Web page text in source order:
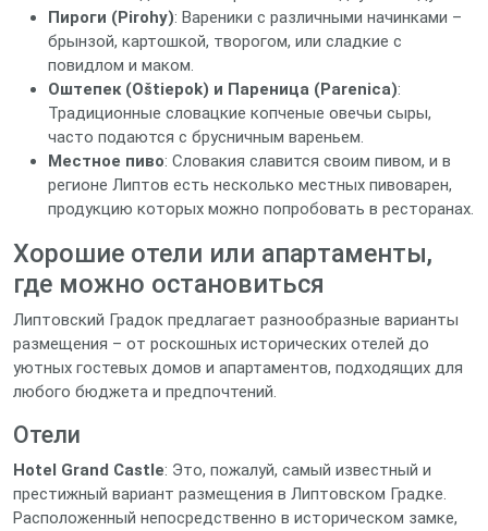
Пироги (Pirohy): Вареники с различными начинками –
брынзой, картошкой, творогом, или сладкие с
повидлом и маком.
Оштепек (Oštiepok) и Пареница (Parenica):
Традиционные словацкие копченые овечьи сыры,
часто подаются с брусничным вареньем.
Местное пиво: Словакия славится своим пивом, и в
регионе Липтов есть несколько местных пивоварен,
продукцию которых можно попробовать в ресторанах.
Хорошие отели или апартаменты,
где можно остановиться
Липтовский Градок предлагает разнообразные варианты
размещения – от роскошных исторических отелей до
уютных гостевых домов и апартаментов, подходящих для
любого бюджета и предпочтений.
Отели
Hotel Grand Castle: Это, пожалуй, самый известный и
престижный вариант размещения в Липтовском Градке.
Расположенный непосредственно в историческом замке,